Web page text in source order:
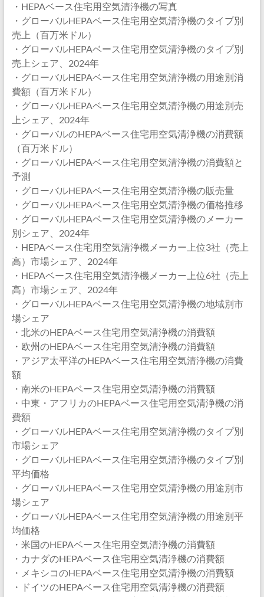
・HEPAベース住宅用空気清浄機の写真
・グローバルHEPAベース住宅用空気清浄機のタイプ別
売上（百万米ドル）
・グローバルHEPAベース住宅用空気清浄機のタイプ別
売上シェア、2024年
・グローバルHEPAベース住宅用空気清浄機の用途別消
費額（百万米ドル）
・グローバルHEPAベース住宅用空気清浄機の用途別売
上シェア、2024年
・グローバルのHEPAベース住宅用空気清浄機の消費額
（百万米ドル）
・グローバルHEPAベース住宅用空気清浄機の消費額と
予測
・グローバルHEPAベース住宅用空気清浄機の販売量
・グローバルHEPAベース住宅用空気清浄機の価格推移
・グローバルHEPAベース住宅用空気清浄機のメーカー
別シェア、2024年
・HEPAベース住宅用空気清浄機メーカー上位3社（売上
高）市場シェア、2024年
・HEPAベース住宅用空気清浄機メーカー上位6社（売上
高）市場シェア、2024年
・グローバルHEPAベース住宅用空気清浄機の地域別市
場シェア
・北米のHEPAベース住宅用空気清浄機の消費額
・欧州のHEPAベース住宅用空気清浄機の消費額
・アジア太平洋のHEPAベース住宅用空気清浄機の消費
額
・南米のHEPAベース住宅用空気清浄機の消費額
・中東・アフリカのHEPAベース住宅用空気清浄機の消
費額
・グローバルHEPAベース住宅用空気清浄機のタイプ別
市場シェア
・グローバルHEPAベース住宅用空気清浄機のタイプ別
平均価格
・グローバルHEPAベース住宅用空気清浄機の用途別市
場シェア
・グローバルHEPAベース住宅用空気清浄機の用途別平
均価格
・米国のHEPAベース住宅用空気清浄機の消費額
・カナダのHEPAベース住宅用空気清浄機の消費額
・メキシコのHEPAベース住宅用空気清浄機の消費額
・ドイツのHEPAベース住宅用空気清浄機の消費額